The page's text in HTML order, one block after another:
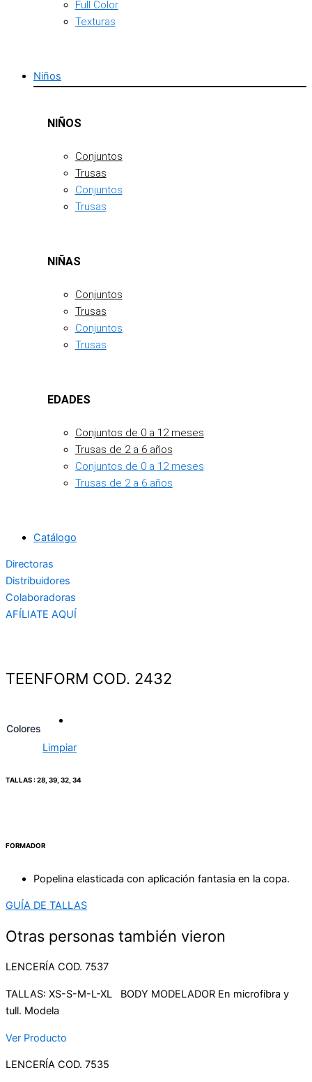
Full Color
Texturas
Niños
NIÑOS
Conjuntos
Trusas
Conjuntos
Trusas
NIÑAS
Conjuntos
Trusas
Conjuntos
Trusas
EDADES
Conjuntos de 0 a 12 meses
Trusas de 2 a 6 años
Conjuntos de 0 a 12 meses
Trusas de 2 a 6 años
Catálogo
Directoras
Distribuidores
Colaboradoras
AFÍLIATE AQUÍ
TEENFORM COD. 2432
Colores
Limpiar
TALLAS : 28, 39, 32, 34
FORMADOR
Popelina elasticada con aplicación fantasia en la copa.
GUÍA DE TALLAS
Otras personas también vieron
LENCERÍA COD. 7537
TALLAS: XS-S-M-L-XL BODY MODELADOR En microfibra y
tull. Modela
Ver Producto
LENCERÍA COD. 7535